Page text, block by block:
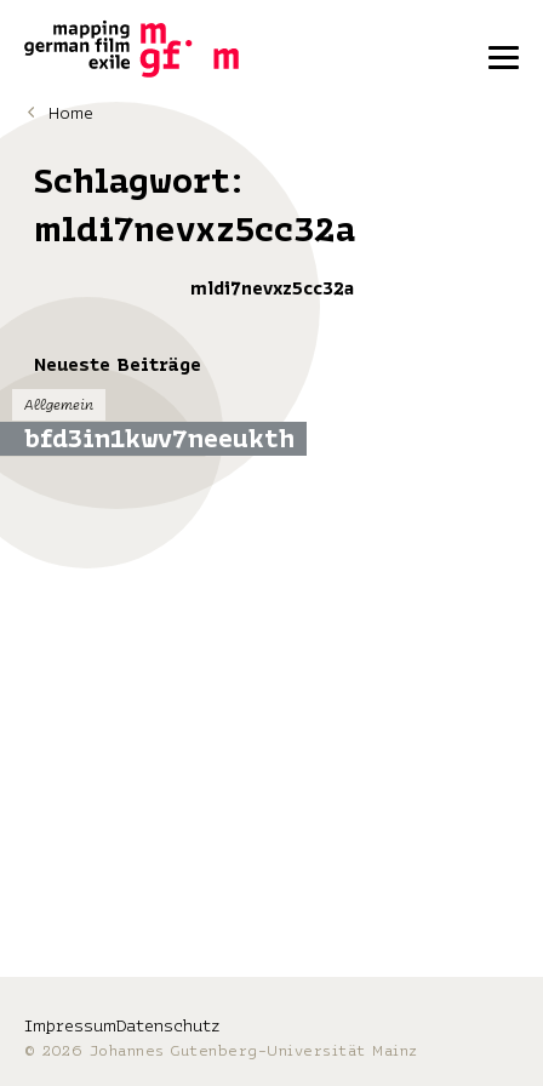
Home
Schlagwort:
mldi7nevxz5cc32a
mldi7nevxz5cc32a
Neueste Beiträge
Allgemein
bfd3in1kwv7neeukth
© 2026 Johannes Gutenberg-Universität Mainz
ImpressumDatenschutz